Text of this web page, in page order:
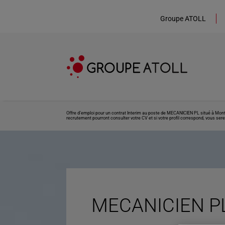
Groupe ATOLL
Offre d’emploi pour un contrat Interim au poste de MECANICIEN PL situé à
recrutement pourront consulter votre CV et si votre profil correspond, vous
MECANICIEN